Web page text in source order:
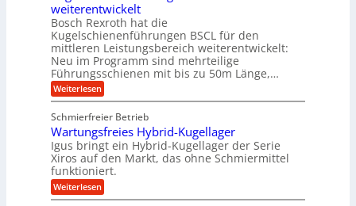
a
u
e
U
m
g
e
b
u
n
g
e
n
a
n
g
l
e
n
r
ä
z
i
s
e
H
u
b
e
w
e
g
u
n
g
e
u
t
o
m
o
t
i
v
e
n
d
M
a
s
c
h
i
t
a
l
e
r
W
e
r
k
z
e
u
g
k
r
e
i
s
weiterentwickelt
Bosch Rexroth hat die
Kugelschienenführungen BSCL für den
mittleren Leistungsbereich weiterentwickelt:
Neu im Programm sind mehrteilige
Führungsschienen mit bis zu 50m Länge,…
Weiterlesen:
K
g
e
l
s
c
h
i
e
Schmierfreier Betrieb
Wartungsfreies Hybrid-Kugellager
Igus bringt ein Hybrid-Kugellager der Serie
Xiros auf den Markt, das ohne Schmiermittel
funktioniert.
Weiterlesen:
W